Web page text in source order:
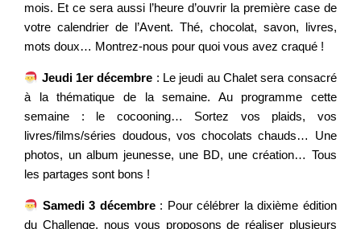
mois. Et ce sera aussi l’heure d’ouvrir la première case de
votre calendrier de l’Avent. Thé, chocolat, savon, livres,
mots doux… Montrez-nous pour quoi vous avez craqué !
Jeudi 1er décembre : Le jeudi au Chalet sera consacré
à la thématique de la semaine. Au programme cette
semaine : le cocooning… Sortez vos plaids, vos
livres/films/séries doudous, vos chocolats chauds… Une
photos, un album jeunesse, une BD, une création… Tous
les partages sont bons !
Samedi 3 décembre: Pour célébrer la dixième édition
du Challenge, nous vous proposons de réaliser plusieurs